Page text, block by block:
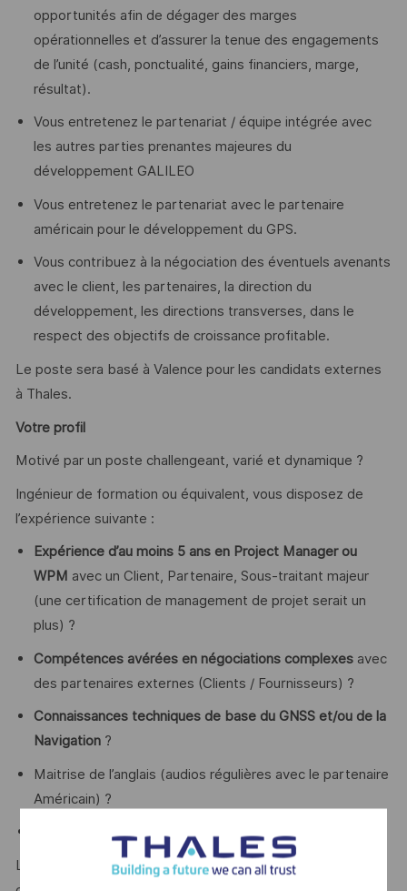
opportunités afin de dégager des marges
opérationnelles et d’assurer la tenue des engagements
de l’unité (cash, ponctualité, gains financiers, marge,
résultat).
Vous entretenez le partenariat / équipe intégrée avec
les autres parties prenantes majeures du
développement GALILEO
Vous entretenez le partenariat avec le partenaire
américain pour le développement du GPS.
Vous contribuez à la négociation des éventuels avenants
avec le client, les partenaires, la direction du
développement, les directions transverses, dans le
respect des objectifs de croissance profitable.
Le poste sera basé à Valence pour les candidats externes
à Thales.
Votre profil
Motivé par un poste challengeant, varié et dynamique ?
Ingénieur de formation ou équivalent, vous disposez de
l’expérience suivante :
Expérience d’au moins 5 ans en Project Manager ou
WPM avec un Client, Partenaire, Sous-traitant majeur
(une certification de management de projet serait un
plus) ?
Compétences avérées en négociations complexesavec
des partenaires externes (Clients / Fournisseurs) ?
Connaissances techniques de base du GNSS et/ou de la
Navigation?
Maitrise de l’anglais (audios régulières avec le partenaire
Américain) ?
La connaissance des marchés publics serait un plus.
Leadership, excellent relationnel, gestion de la complexité,